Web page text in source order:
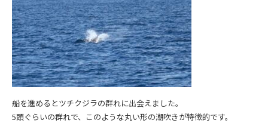
船を進めるとツチクジラの群れに出会えました。
5頭ぐらいの群れで、このような丸い形の潮吹きが特徴的です。